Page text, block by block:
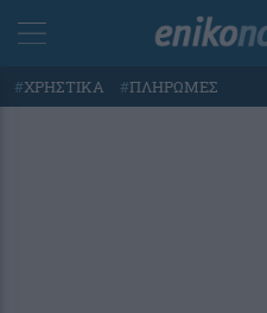
#ΧΡΗΣΤΙΚΑ #ΠΛΗΡΩΜΕΣ